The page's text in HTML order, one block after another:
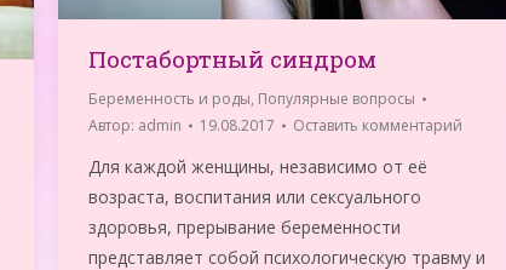
Постабортный синдром
Беременность и роды, Популярные вопросы
Автор: admin 19.08.2017 Оставить комментарий
Для каждой женщины, независимо от её
возраста, воспитания или сексуального
здоровья, прерывание беременности
представляет собой психологическую травму и